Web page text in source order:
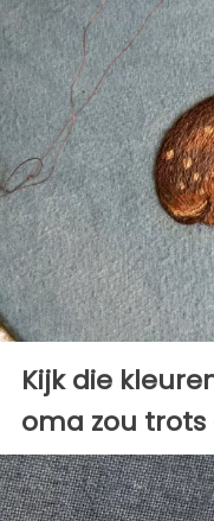
Kijk die
oma zou